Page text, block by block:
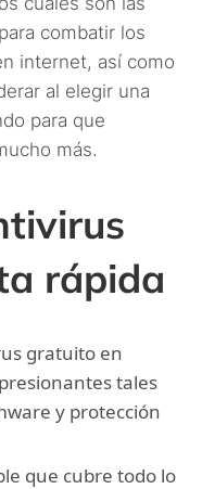
combatir los
internet, así como
al elegir una
para que
más.
rápida
gratuito en
tales
y protección
que cubre todo lo